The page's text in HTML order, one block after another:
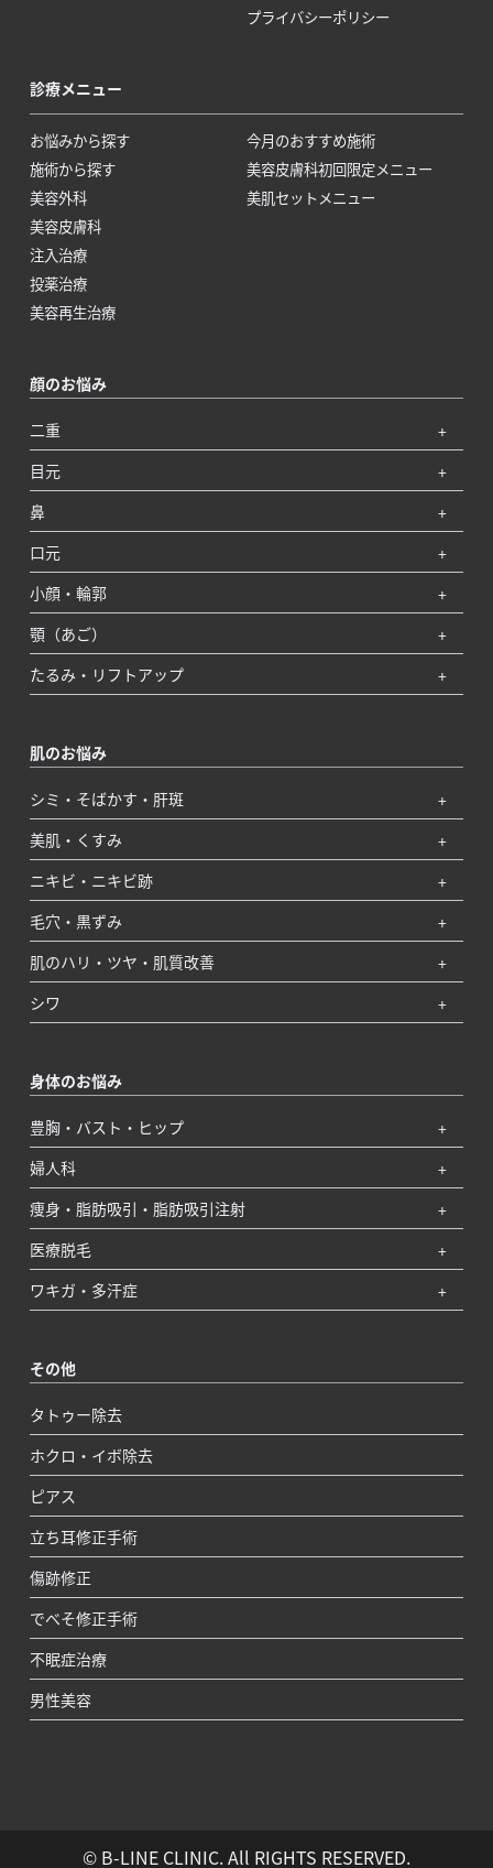
プライバシーポリシー
診療メニュー
お悩みから探す
施術から探す
美容外科
美容皮膚科
注入治療
投薬治療
美容再生治療
今月のおすすめ施術
美容皮膚科初回限定メニュー
美肌セットメニュー
顔のお悩み
二重
目元
鼻
口元
小顔・輪郭
顎（あご）
たるみ・リフトアップ
肌のお悩み
シミ・そばかす・肝斑
美肌・くすみ
ニキビ・ニキビ跡
毛穴・黒ずみ
肌のハリ・ツヤ・肌質改善
シワ
身体のお悩み
豊胸・バスト・ヒップ
婦人科
痩身・脂肪吸引・脂肪吸引注射
医療脱毛
ワキガ・多汗症
その他
タトゥー除去
ホクロ・イボ除去
ピアス
立ち耳修正手術
傷跡修正
でべそ修正手術
不眠症治療
男性美容
© B-LINE CLINIC. All RIGHTS RESERVED.